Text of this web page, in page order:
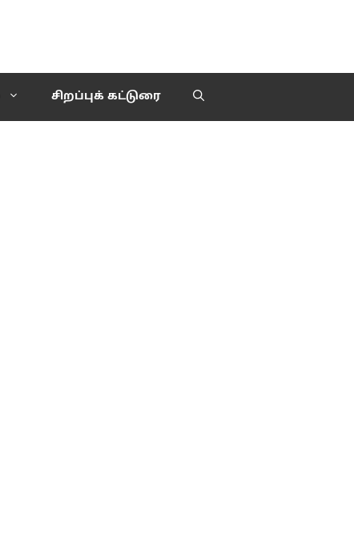
சிறப்புக் கட்டுரை